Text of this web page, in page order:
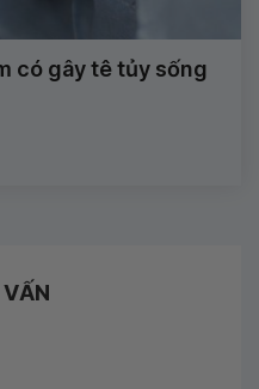
có gây tê tủy sống